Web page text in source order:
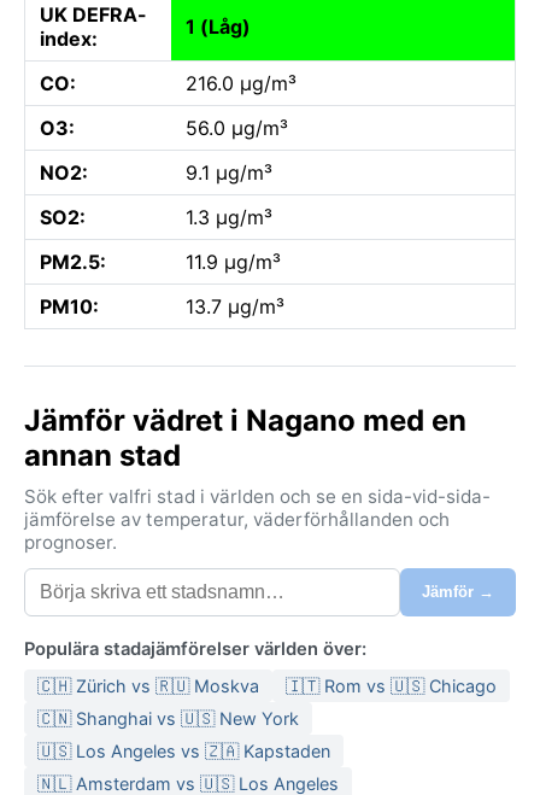
UK DEFRA-
index:
1 (Låg)
CO:
216.0 µg/m³
O3:
56.0 µg/m³
NO2:
9.1 µg/m³
SO2:
1.3 µg/m³
PM2.5:
11.9 µg/m³
PM10:
13.7 µg/m³
Jämför vädret i Nagano med en
annan stad
Sök efter valfri stad i världen och se en sida-vid-sida-
jämförelse av temperatur, väderförhållanden och
prognoser.
Jämför →
Populära stadajämförelser världen över:
🇨🇭 Zürich vs 🇷🇺 Moskva
🇮🇹 Rom vs 🇺🇸 Chicago
🇨🇳 Shanghai vs 🇺🇸 New York
🇺🇸 Los Angeles vs 🇿🇦 Kapstaden
🇳🇱 Amsterdam vs 🇺🇸 Los Angeles